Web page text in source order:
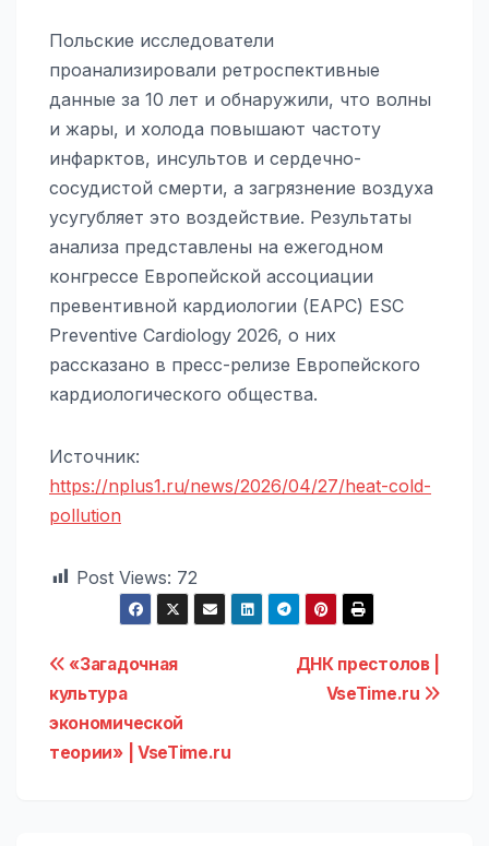
Польские исследователи
проанализировали ретроспективные
данные за 10 лет и обнаружили, что волны
и жары, и холода повышают частоту
инфарктов, инсультов и сердечно-
сосудистой смерти, а загрязнение воздуха
усугубляет это воздействие. Результаты
анализа представлены на ежегодном
конгрессе Европейской ассоциации
превентивной кардиологии (EAPC) ESC
Preventive Cardiology 2026, о них
рассказано в пресс-релизе Европейского
кардиологического общества.
Источник:
https://nplus1.ru/news/2026/04/27/heat-cold-
pollution
Post Views: 72
Навигация
по
записям
ДНК престолов |
VseTime.ru
«Загадочная
культура
экономической
теории» | VseTime.ru